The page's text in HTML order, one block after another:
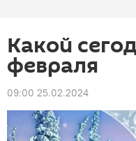
Какой
февраля
09:00 25.02.2024